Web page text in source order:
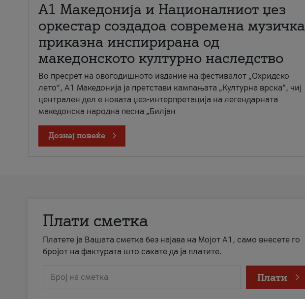
А1 Македонија и Националниот џез
оркестар создадоа современа музичка
приказна инспирирана од
македонското културно наследство
Во пресрет на овогодишното издание на фестивалот „Охридско
лето“, А1 Македонија ја претстави кампањата „Културна врска“, чиј
централен дел е новата џез-интерпретација на легендарната
македонска народна песна „Билјан
Дознај повеќе
Плати сметка
Платете ја Вашата сметка без најава на Мојот А1, само внесете го
бројот на фактурата што сакате да ја платите.
Број на сметка Плати